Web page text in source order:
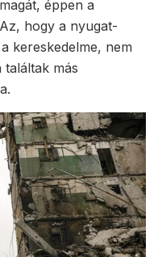
éppen a
hogy a nyugat-
kereskedelme, nem
más